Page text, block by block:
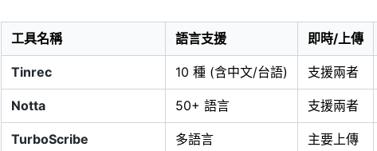
工具名稱 語言支援 即時/上傳
Tinrec 10 種 (含中文/台語) 支援兩者
Notta 50+ 語言 支援兩者
TurboScribe 多語言 主要上傳